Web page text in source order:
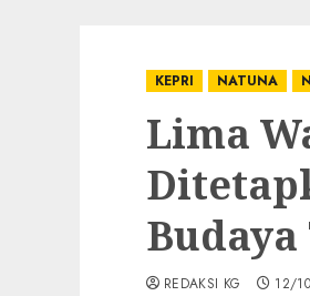
KEPRI NATUNA
Lima
REDAKSI KG 12/